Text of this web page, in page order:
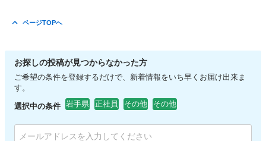
ページTOPへ
お探しの投稿が見つからなかった方
ご希望の条件を登録するだけで、新着情報をいち早くお届け出来ま
す。
選択中の条件 岩手県 正社員 その他 その他